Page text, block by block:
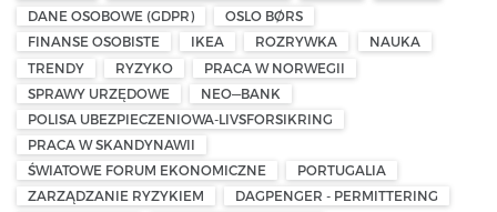
DANE OSOBOWE (GDPR)
OSLO BØRS
FINANSE OSOBISTE
IKEA ROZRYWKA
NAUKA
TRENDY
RYZYKO
PRACA W NORWEGII
SPRAWY URZĘDOWE
NEO—BANK
POLISA UBEZPIECZENIOWA-LIVSFORSIKRING
PRACA W SKANDYNAWII
ŚWIATOWE FORUM EKONOMICZNE
PORTUGALIA
ZARZĄDZANIE RYZYKIEM
DAGPENGER - PERMITTERING